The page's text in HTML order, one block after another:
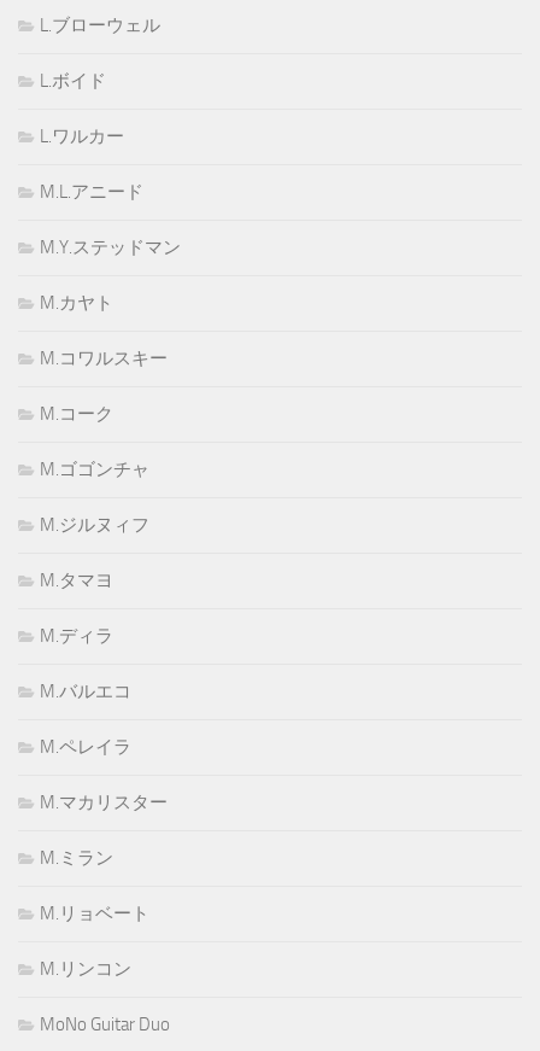
L.ブローウェル
L.ボイド
L.ワルカー
M.L.アニード
M.Y.ステッドマン
M.カヤト
M.コワルスキー
M.コーク
M.ゴゴンチャ
M.ジルヌィフ
M.タマヨ
M.ディラ
M.バルエコ
M.ペレイラ
M.マカリスター
M.ミラン
M.リョベート
M.リンコン
MoNo Guitar Duo